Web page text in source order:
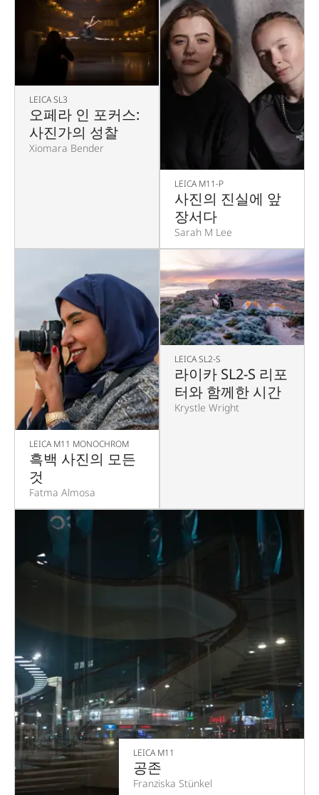
LEICA SL3
오페라 인 포커스:
사진가의 성찰
Xiomara Bender
LEICA M11-P
사진의 진실에 앞
장서다
Sarah M Lee
LEICA M11 MONOCHROM
흑백 사진의 모든
것
Fatma Almosa
LEICA SL2-S
라이카 SL2-S 리포
터와 함께한 시간
Krystle Wright
LEICA M11
공존
Franziska Stünkel